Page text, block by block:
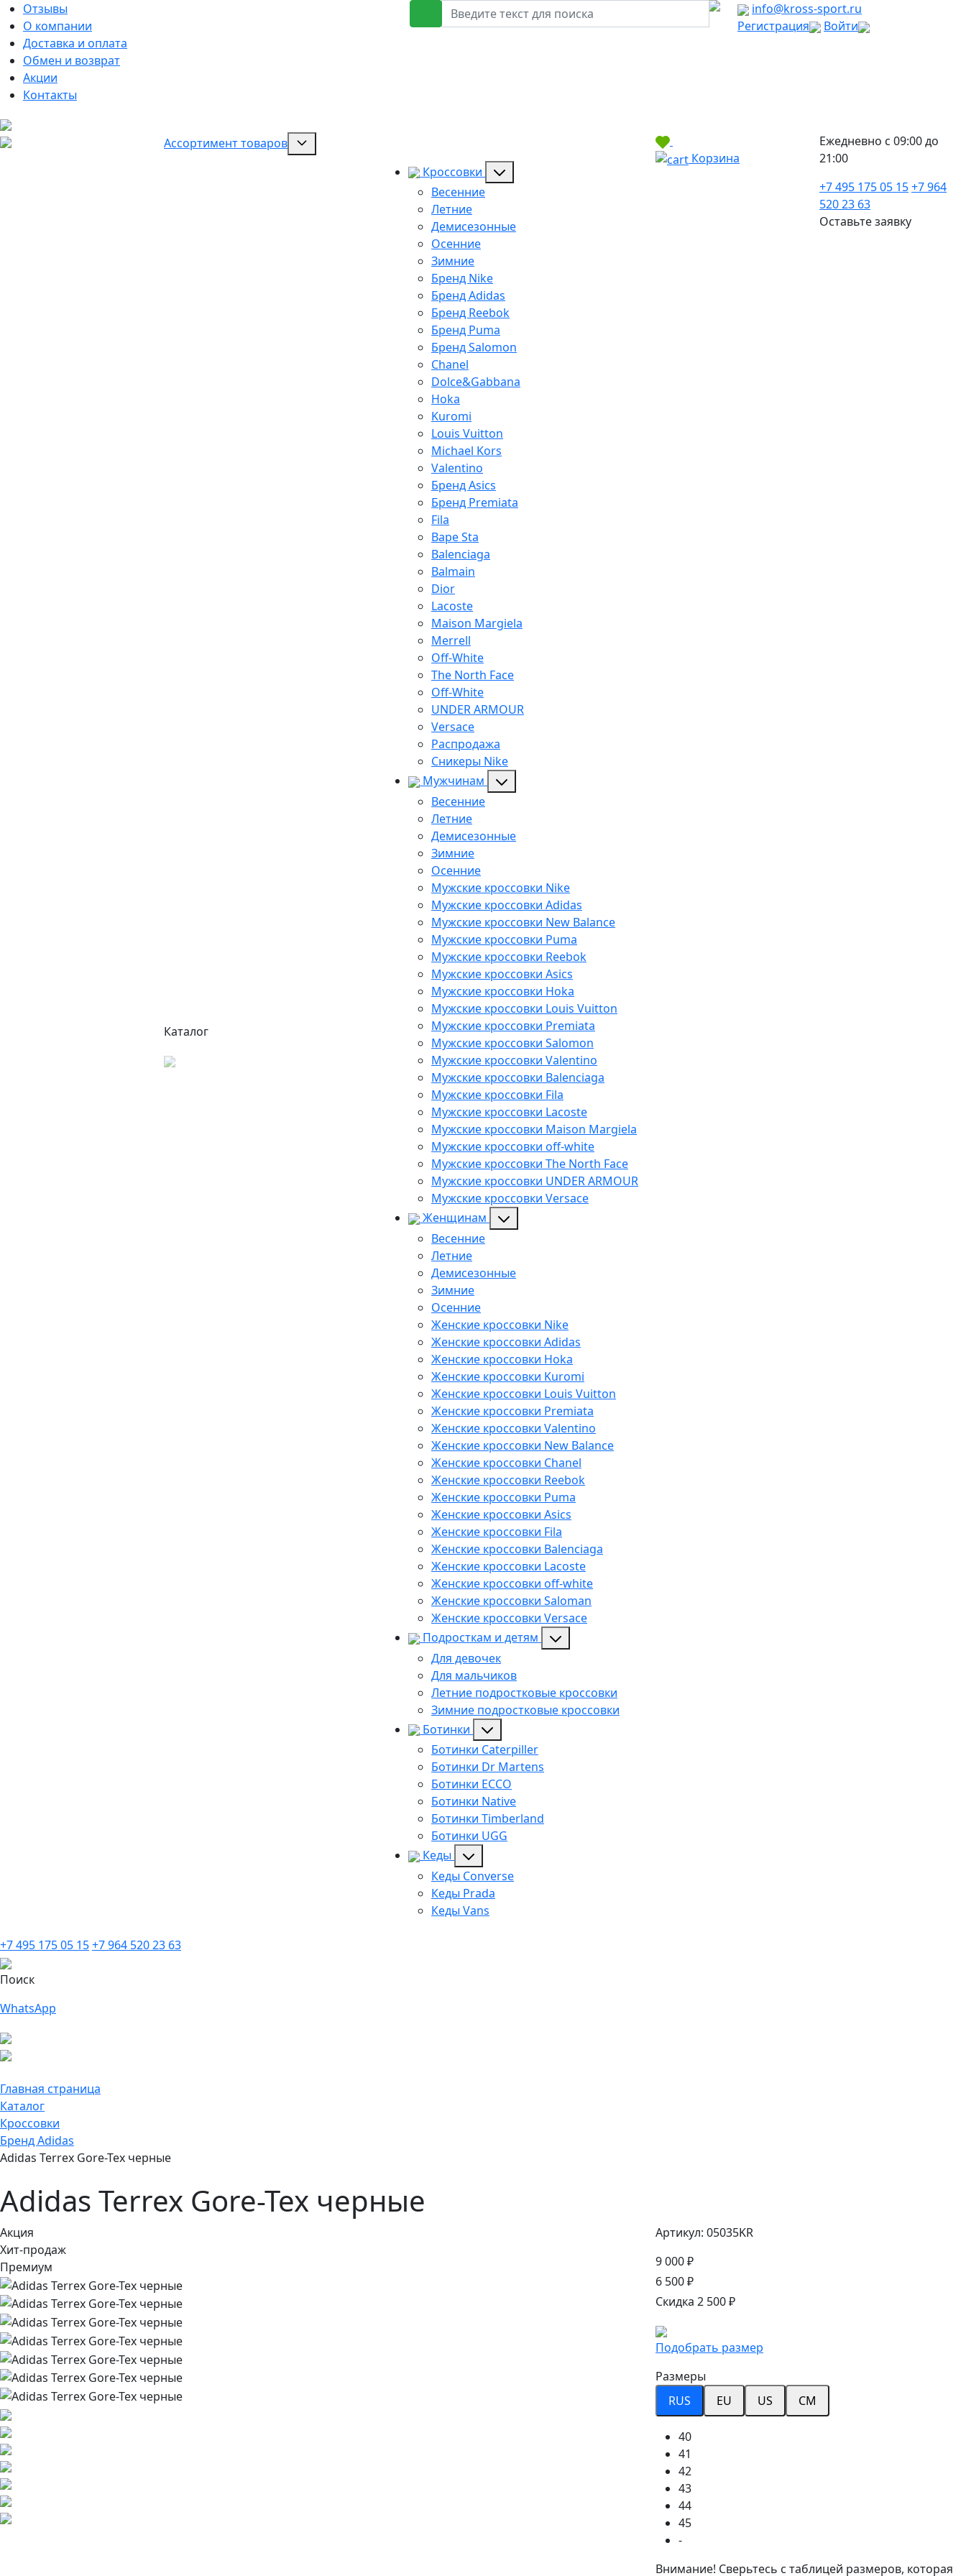
Отзывы
О компании
Доставка и оплата
Обмен и возврат
Акции
Контакты
info@kross-sport.ru
Регистрация
Войти
Ассортимент товаров
Каталог
Кроссовки
Весенние
Летние
Демисезонные
Осенние
Зимние
Бренд Nike
Бренд Adidas
Бренд Reebok
Бренд Puma
Бренд Salomon
Chanel
Dolce&Gabbana
Hoka
Kuromi
Louis Vuitton
Michael Kors
Valentino
Бренд Asics
Бренд Premiata
Fila
Bape Sta
Balenciaga
Balmain
Dior
Lacoste
Maison Margiela
Merrell
Off-White
The North Face
Off-White
UNDER ARMOUR
Versace
Распродажа
Сникеры Nike
Мужчинам
Весенние
Летние
Демисезонные
Зимние
Осенние
Мужские кроссовки Nike
Мужские кроссовки Adidas
Мужские кроссовки New Balance
Мужские кроссовки Puma
Мужские кроссовки Reebok
Мужские кроссовки Asics
Мужские кроссовки Hoka
Мужские кроссовки Louis Vuitton
Мужские кроссовки Premiata
Мужские кроссовки Salomon
Мужские кроссовки Valentino
Мужские кроссовки Balenciaga
Мужские кроссовки Fila
Мужские кроссовки Lacoste
Мужские кроссовки Maison Margiela
Мужские кроссовки off-white
Мужские кроссовки The North Face
Мужские кроссовки UNDER ARMOUR
Мужские кроссовки Versace
Женщинам
Весенние
Летние
Демисезонные
Зимние
Осенние
Женские кроссовки Nike
Женские кроссовки Adidas
Женские кроссовки Hoka
Женские кроссовки Kuromi
Женские кроссовки Louis Vuitton
Женские кроссовки Premiata
Женские кроссовки Valentino
Женские кроссовки New Balance
Женские кроссовки Chanel
Женские кроссовки Reebok
Женские кроссовки Puma
Женские кроссовки Asics
Женские кроссовки Fila
Женские кроссовки Balenciaga
Женские кроссовки Lacoste
Женские кроссовки off-white
Женские кроссовки Saloman
Женские кроссовки Versace
Подросткам и детям
Для девочек
Для мальчиков
Летние подростковые кроссовки
Зимние подростковые кроссовки
Ботинки
Ботинки Caterpiller
Ботинки Dr Martens
Ботинки ECCO
Ботинки Native
Ботинки Timberland
Ботинки UGG
Кеды
Кеды Converse
Кеды Prada
Кеды Vans
Корзина
Ежедневно с 09:00 до
21:00
+7 495 175 05 15+7 964
520 23 63
Оставьте заявку
+7 495 175 05 15+7 964 520 23 63
Поиск
WhatsApp
Главная страница
Каталог
Кроссовки
Бренд Adidas
Adidas Terrex Gore-Tex черные
Adidas Terrex Gore-Tex черные
Акция
Хит-продаж
Премиум
Артикул: 05035KR
9 000 ₽
6 500 ₽
Скидка 2 500 ₽
Подобрать размер
Размеры
RUS
EU US CM
40
41
42
43
44
45
-
Внимание! Сверьтесь с таблицей размеров, которая